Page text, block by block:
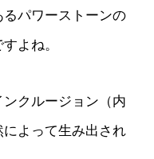
パワーストーンの
よね。
クルージョン（内
よって生み出され